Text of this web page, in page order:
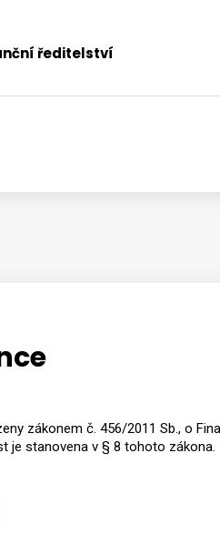
ředitelství
zákonem č. 456/2011 Sb., o
je stanovena v § 8 tohoto zákona.